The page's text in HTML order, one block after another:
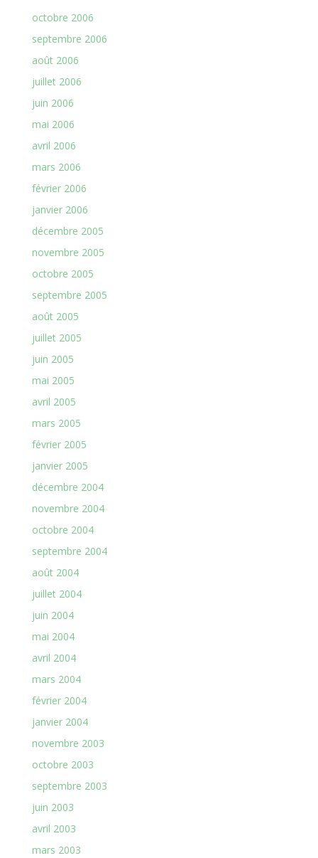
octobre 2006
septembre 2006
août 2006
juillet 2006
juin 2006
mai 2006
avril 2006
mars 2006
février 2006
janvier 2006
décembre 2005
novembre 2005
octobre 2005
septembre 2005
août 2005
juillet 2005
juin 2005
mai 2005
avril 2005
mars 2005
février 2005
janvier 2005
décembre 2004
novembre 2004
octobre 2004
septembre 2004
août 2004
juillet 2004
juin 2004
mai 2004
avril 2004
mars 2004
février 2004
janvier 2004
novembre 2003
octobre 2003
septembre 2003
juin 2003
avril 2003
mars 2003